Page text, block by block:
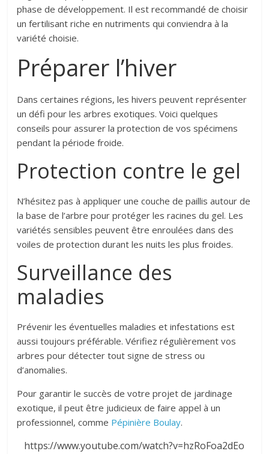
phase de développement. Il est recommandé de choisir
un fertilisant riche en nutriments qui conviendra à la
variété choisie.
Préparer l’hiver
Dans certaines régions, les hivers peuvent représenter
un défi pour les arbres exotiques. Voici quelques
conseils pour assurer la protection de vos spécimens
pendant la période froide.
Protection contre le gel
N’hésitez pas à appliquer une couche de paillis autour de
la base de l’arbre pour protéger les racines du gel. Les
variétés sensibles peuvent être enroulées dans des
voiles de protection durant les nuits les plus froides.
Surveillance des
maladies
Prévenir les éventuelles maladies et infestations est
aussi toujours préférable. Vérifiez régulièrement vos
arbres pour détecter tout signe de stress ou
d’anomalies.
Pour garantir le succès de votre projet de jardinage
exotique, il peut être judicieux de faire appel à un
professionnel, comme Pépinière Boulay.
https://www.youtube.com/watch?v=hzRoFoa2dEo